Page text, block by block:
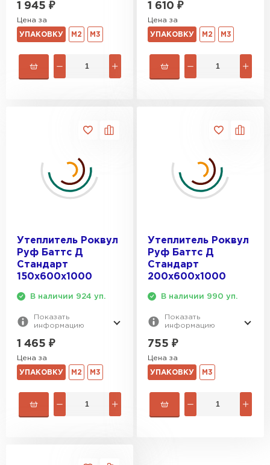
1 945 ₽
Цена за
УПАКОВКУ М2 М3
1 610 ₽
Цена за
УПАКОВКУ М2 М3
Утеплитель Роквул
Руф Баттс Д
Стандарт
150х600х1000
В наличии 924 уп.
Показать
информацию
1 465 ₽
Цена за
УПАКОВКУ М2 М3
Утеплитель Роквул
Руф Баттс Д
Стандарт
200х600х1000
В наличии 990 уп.
Показать
информацию
755 ₽
Цена за
УПАКОВКУ М3